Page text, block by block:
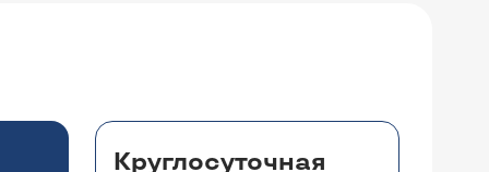
и излечимо ли это?
Круглосуточная